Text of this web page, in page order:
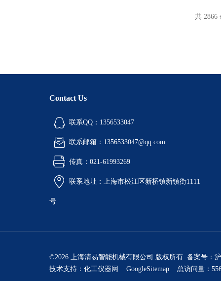
共 2866
Contact Us
联系QQ：1356533047
联系邮箱：1356533047@qq.com
传真：021-61993269
联系地址：上海市松江区新桥镇新镇街1111
号
©2026 上海清易智能机械有限公司 版权所有 备案号：
技术支持： 化工仪器网 GoogleSitemap 总访问量：